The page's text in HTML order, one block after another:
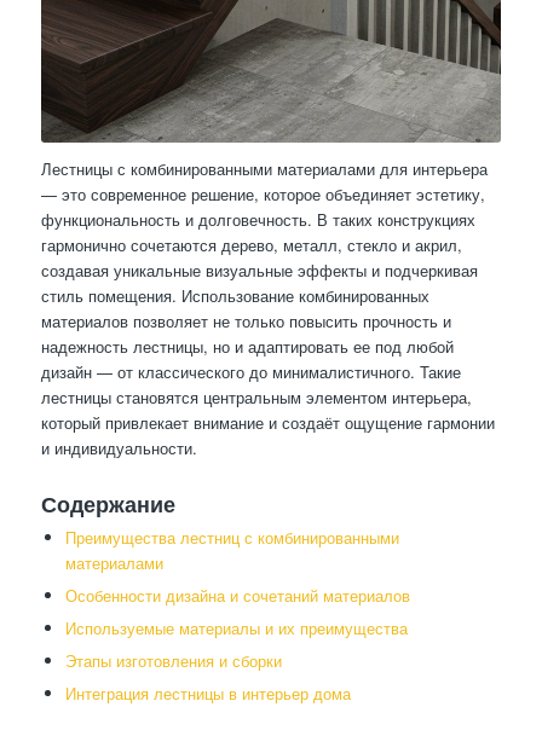
Лестницы с комбинированными материалами для интерьера
— это современное решение, которое объединяет эстетику,
функциональность и долговечность. В таких конструкциях
гармонично сочетаются дерево, металл, стекло и акрил,
создавая уникальные визуальные эффекты и подчеркивая
стиль помещения. Использование комбинированных
материалов позволяет не только повысить прочность и
надежность лестницы, но и адаптировать ее под любой
дизайн — от классического до минималистичного. Такие
лестницы становятся центральным элементом интерьера,
который привлекает внимание и создаёт ощущение гармонии
и индивидуальности.
Содержание
Преимущества лестниц с комбинированными
материалами
Особенности дизайна и сочетаний материалов
Используемые материалы и их преимущества
Этапы изготовления и сборки
Интеграция лестницы в интерьер дома